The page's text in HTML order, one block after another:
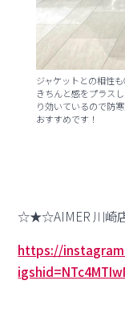
ジャケットとの相性
きちんと感をプラス
り効いているので防
おすすめです！
☆★☆AIMER 川崎
https://